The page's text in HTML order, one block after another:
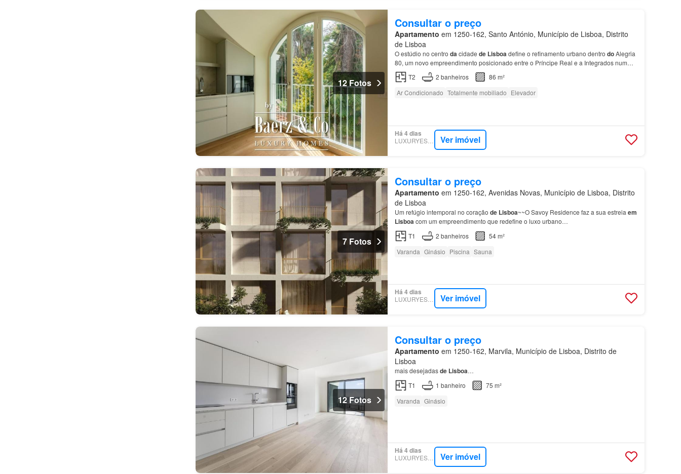
12 Fotos
Consultar o preço
Apartamento em 1250-162, Santo António, Município de Lisboa, Distrito
de Lisboa
O estúdio no centro dacidade de Lisboadefine o refinamento urbano dentro doAlegria
80, um novo empreendimento posicionado entre o Príncipe Real e a Integrados num
conceito
residências com serviços, os residentes benefic…
T2 2 banheiros
86 m²
Ar Condicionado Totalmente mobiliado Elevador
Há 4 dias
LUXURYESTATE Ver imóvel
7 Fotos
Consultar o preço
Apartamento em 1250-162, Avenidas Novas, Município de Lisboa, Distrito
de Lisboa
Um refúgio intemporal no coração de Lisboa~~O Savoy Residence faz a sua estreia em
Lisboacom um empreendimento que redefine o luxo urbano…
T1
2 banheiros
54 m²
Varanda Ginásio Piscina Sauna
Há 4 dias
LUXURYESTATE Ver imóvel
12 Fotos
Consultar o preço
Apartamento em 1250-162, Marvila, Município de Lisboa, Distrito de
Lisboa
mais desejadasde Lisboa…
T1
1 banheiro
75 m²
Varanda Ginásio
Há 4 dias
LUXURYESTATE Ver imóvel